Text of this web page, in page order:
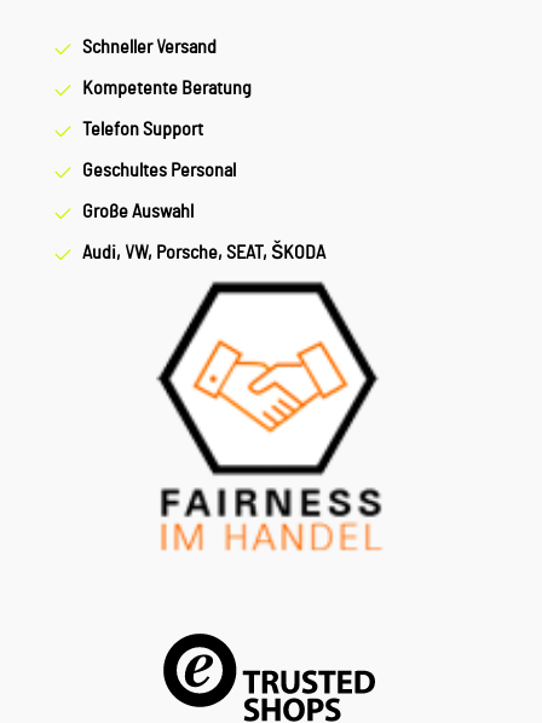
Schneller Versand
Kompetente Beratung
Telefon Support
Geschultes Personal
Große Auswahl
Audi, VW, Porsche, SEAT, ŠKODA